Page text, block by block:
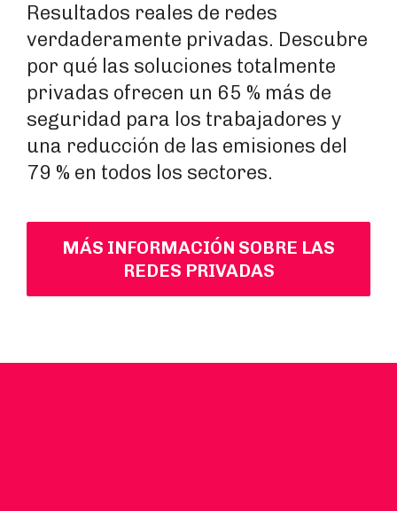
Resultados reales de redes
verdaderamente privadas. Descubre
por qué las soluciones totalmente
privadas ofrecen un 65 % más de
seguridad para los trabajadores y
una reducción de las emisiones del
79 % en todos los sectores.
MÁS INFORMACIÓN SOBRE LAS
REDES PRIVADAS